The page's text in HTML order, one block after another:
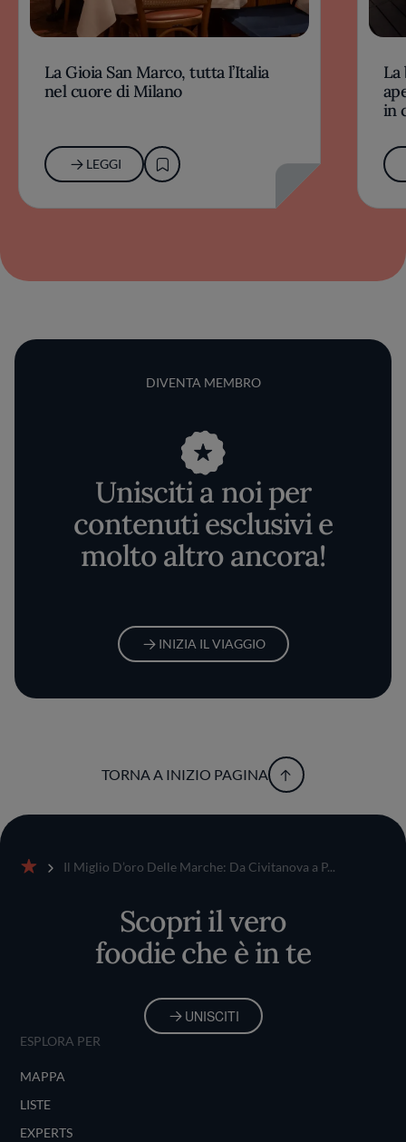
La Gioia San Marco, tutta l’Italia
nel cuore di Milano
LEGGI
La
in
DIVENTA MEMBRO
Unisciti a noi per
contenuti esclusivi e
molto altro ancora!
INIZIA IL VIAGGIO
TORNA A INIZIO PAGINA
Il Miglio D’oro Delle Marche: Da Civitanova a P...
Scopri il vero
foodie che è in te
UNISCITI
ESPLORA PER
MAPPA
LISTE
EXPERTS